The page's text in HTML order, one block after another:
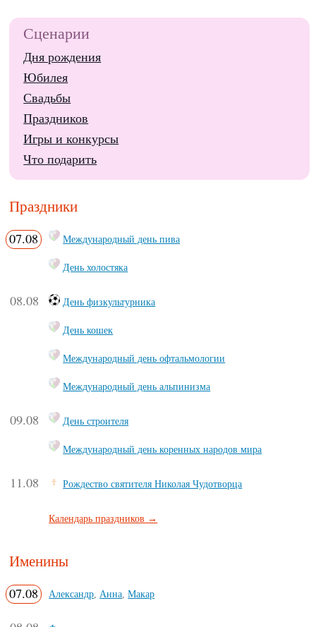
Сценарии
Дня рождения
Юбилея
Свадьбы
Праздников
Игры и конкурсы
Что подарить
Праздники
07.08 Международный день пива
День холостяка
08.08 День физкультурника
День кошек
Международный день офтальмологии
Международный день альпинизма
09.08 День строителя
Международный день коренных народов мира
11.08 Рождество святителя Николая Чудотворца
Календарь праздников →
Именины
07.08 Александр,Анна,Макар